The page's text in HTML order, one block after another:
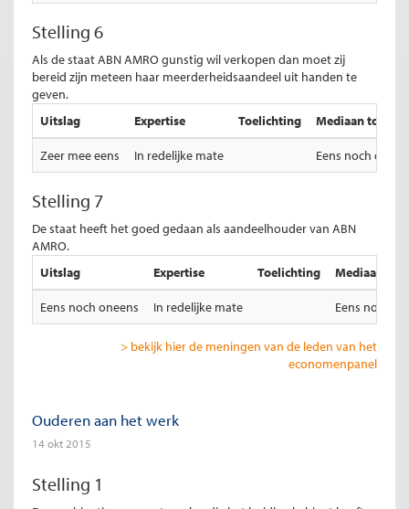
Stelling 6
Als de staat ABN AMRO gunstig wil verkopen dan moet zij
bereid zijn meteen haar meerderheidsaandeel uit handen te
geven.
Uitslag
Expertise Toelichting Mediaan totale
Zeer mee eens In redelijke mate Eens noch
Stelling 7
De staat heeft het goed gedaan als aandeelhouder van ABN
AMRO.
Uitslag
Expertise Toelichting Mediaan
Eens noch oneens In redelijke mate Eens noch
> bekijk hier de meningen van de leden van het
economenpanel
Ouderen aan het werk
14 okt 2015
Stelling 1